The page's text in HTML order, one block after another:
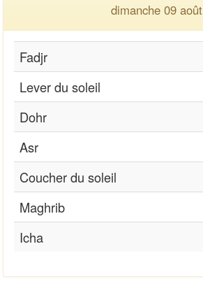
dimanche 09 août
Fadjr
Lever du soleil
Dohr
Asr
Coucher du soleil
Maghrib
Icha